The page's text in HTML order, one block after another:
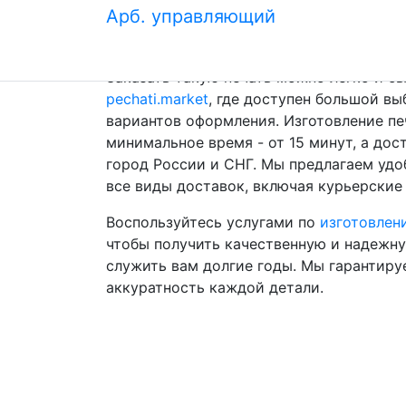
Арб. управляющий
профессиональный вид. Благодаря
Заказать такую печать можно легко и
pechati.market, где доступен большой
вариантов оформления. Изготовление
минимальное время - от 15 минут, а
город России и СНГ. Мы предлагаем
все виды доставок, включая курьерские
Воспользуйтесь услугами по
чтобы получить качественную и
служить вам долгие годы. Мы
аккуратность каждой детали.